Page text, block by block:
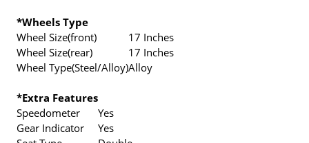
*Wheels Type
Wheel Size(front)
17 Inches
Wheel Size(rear)
17 Inches
Wheel Type(Steel/Alloy)Alloy
*Extra Features
Speedometer
Yes
Gear Indicator
Yes